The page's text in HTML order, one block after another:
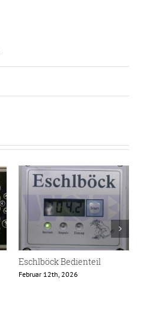
Eschlböck Bedienteil
Februar 12th, 2026